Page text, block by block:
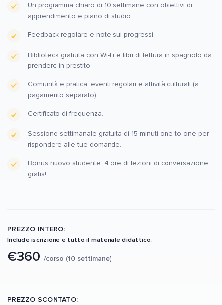
Un programma chiaro di 10 settimane con obiettivi di
apprendimento e piano di studio.
Feedback regolare e note sui progressi
Biblioteca gratuita con Wi-Fi e libri di lettura in spagnolo da
prendere in prestito.
Comunità e pratica: eventi regolari e attività culturali (a
pagamento separato).
Certificato di frequenza.
Sessione settimanale gratuita di 15 minuti one-to-one per
rispondere alle tue domande.
Bonus nuovo studente: 4 ore di lezioni di conversazione
gratis!
PREZZO INTERO:
Include iscrizione e tutto il materiale didattico.
€360 /corso (10 settimane)
PREZZO SCONTATO: